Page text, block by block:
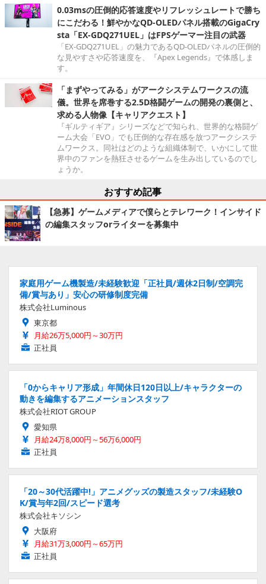
0.03msの圧倒的応答速度やリフレッシュレートで勝ち
にこだわる！鮮やかなQD-OLEDパネル搭載のGigaCry
sta「EX-GDQ271UEL」はFPSゲーマー注目の武器
「EX-GDQ271UEL」の魅力であるQD-OLEDパネルの圧倒的
な見やすさや応答速度を、『Apex Legends』で体感しま
す。
「まずやってみる」がアークシステムワークスの流
儀。世界を席巻する2.5D格闘ゲームの開発の裏側と、
求める人物像【キャリアクエスト】
『ギルティギア』シリーズなどで知られ、世界的な格闘ゲ
ーム大会「EVO」でも圧倒的な存在感を放つアークシステ
ムワークス。同社はどのような組織体制で、いかにして世
界中のファンを熱狂させるゲームを生み出しているのでし
ょうか。
おすすめ記事
【急募】ゲームメディアで僕らとテレワーク！インサイド
の編集スタッフorライターを募集中
家庭用ゲーム機製造/未経験歓迎「正社員/週休2日制/空調完
備/賞与あり」安心の研修制度完備
株式会社Luminous
東京都
月給26万5,000円～30万円
正社員
「0からキャリア形成」年間休日120日以上/キャラクターの
動きを編集するアニメーションスタッフ
株式会社RIOT GROUP
愛知県
月給24万8,000円～56万6,000円
正社員
「20～30代活躍中!」アニメグッズの製造スタッフ/未経験O
K/賞与年2回/スピード選考
株式会社キソシン
大阪府
月給31万3,000円～65万円
正社員